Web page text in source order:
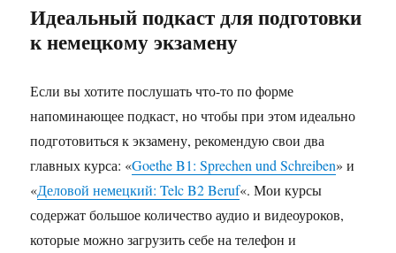
Идеальный подкаст для подготовки
к немецкому экзамену
Если вы хотите послушать что-то по форме
напоминающее подкаст, но чтобы при этом идеально
подготовиться к экзамену, рекомендую свои два
главных курса: «Goethe B1: Sprechen und Schreiben» и
«Деловой немецкий: Telc B2 Beruf«. Мои курсы
содержат большое количество аудио и видеоуроков,
которые можно загрузить себе на телефон и